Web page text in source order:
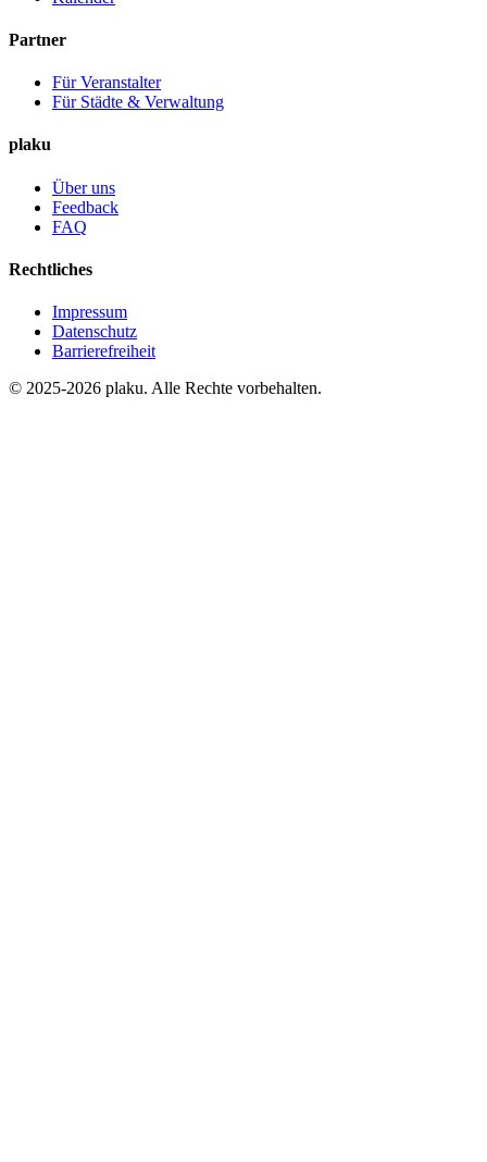
Partner
Für Veranstalter
Für Städte & Verwaltung
plaku
Über uns
Feedback
FAQ
Rechtliches
Impressum
Datenschutz
Barrierefreiheit
© 2025-2026 plaku. Alle Rechte vorbehalten.